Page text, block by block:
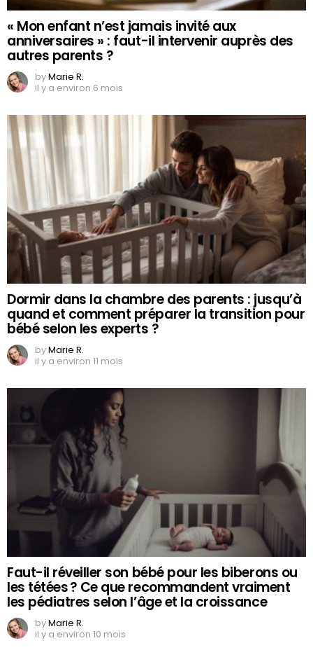
« Mon enfant n’est jamais invité aux
anniversaires » : faut-il intervenir auprès des
autres parents ?
byMarie R.
il y a environ 6 mois
Dormir dans la chambre des parents : jusqu’à
quand et comment préparer la transition pour
bébé selon les experts ?
byMarie R.
il y a environ 11 mois
Faut-il réveiller son bébé pour les biberons ou
les tétées ? Ce que recommandent vraiment
les pédiatres selon l’âge et la croissance
byMarie R.
il y a environ 10 mois